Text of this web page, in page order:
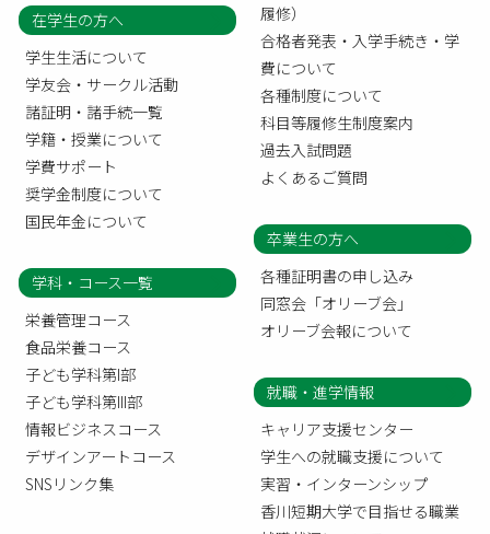
履修）
合格者発表・入学手続き・学
費について
各種制度について
科目等履修生制度案内
過去入試問題
よくあるご質問
在学生の方へ
学生生活について
学友会・サークル活動
諸証明・諸手続一覧
学籍・授業について
学費サポート
奨学金制度について
国民年金について
卒業生の方へ
各種証明書の申し込み
同窓会「オリーブ会」
オリーブ会報について
学科・コース一覧
栄養管理コース
食品栄養コース
子ども学科第I部
子ども学科第III部
情報ビジネスコース
デザインアートコース
SNSリンク集
就職・進学情報
キャリア支援センター
学生への就職支援について
実習・インターンシップ
香川短期大学で目指せる職業